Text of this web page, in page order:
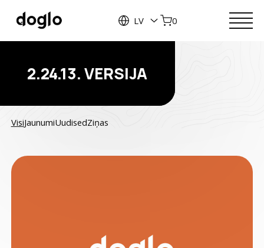
LV 0
2.24.13. VERSIJA
VisiJaunumiUudisedZiņas